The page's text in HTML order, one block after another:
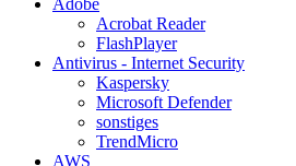
Acrobat Reader
FlashPlayer
Antivirus - Internet Security
Kaspersky
Microsoft Defender
sonstiges
TrendMicro
AWS